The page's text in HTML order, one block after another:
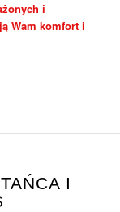
i
Wam komfort i
I